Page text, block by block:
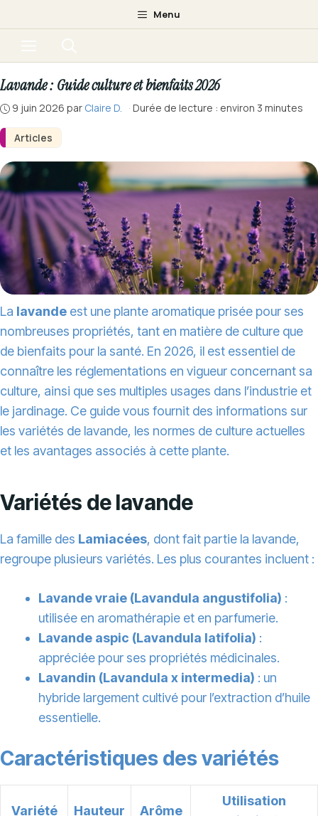
au
Menu
Articles
Lavande : Guide culture et bienfaits 2026
9 juin 2026 par Claire D. · Durée de lecture : environ 3 minutes
La lavande est une plante aromatique prisée pour ses
nombreuses propriétés, tant en matière de culture que
de bienfaits pour la santé. En 2026, il est essentiel de
connaître les réglementations en vigueur concernant sa
culture, ainsi que ses multiples usages dans l’industrie et
le jardinage. Ce guide vous fournit des informations sur
les variétés de lavande, les normes de culture actuelles
et les avantages associés à cette plante.
Variétés de lavande
La famille des Lamiacées, dont fait partie la lavande,
regroupe plusieurs variétés. Les plus courantes incluent :
Lavande vraie (Lavandula angustifolia) :
utilisée en aromathérapie et en parfumerie.
Lavande aspic (Lavandula latifolia) :
appréciée pour ses propriétés médicinales.
Lavandin (Lavandula x intermedia) : un
hybride largement cultivé pour l’extraction d’huile
essentielle.
Caractéristiques des variétés
Variété Hauteur Arôme
Utilisation